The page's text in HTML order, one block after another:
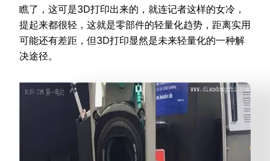
瞧了，这可是3D打印出来的，就连记者这样的女冷，
提起来都很轻，这就是零部件的轻量化趋势，距离实用
可能还有差距，但3D打印显然是未来轻量化的一种解
决途径。